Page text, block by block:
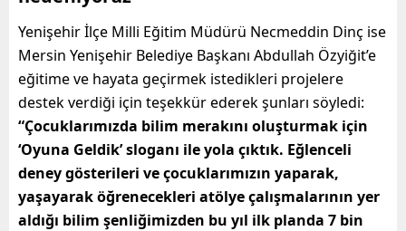
Yenişehir İlçe Milli Eğitim Müdürü Necmeddin Dinç ise
Mersin Yenişehir Belediye Başkanı Abdullah Özyiğit’e
eğitime ve hayata geçirmek istedikleri projelere
destek verdiği için teşekkür ederek şunları söyledi:
“Çocuklarımızda bilim merakını oluşturmak için
‘Oyuna Geldik’ sloganı ile yola çıktık. Eğlenceli
deney gösterileri ve çocuklarımızın yaparak,
yaşayarak öğrenecekleri atölye çalışmalarının yer
aldığı bilim şenliğimizden bu yıl ilk planda 7 bin